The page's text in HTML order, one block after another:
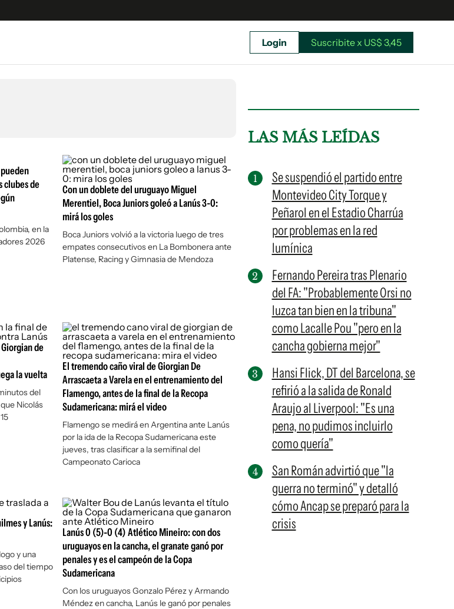
Suscribite x US$ 3,45
Login Suscribite x US$ 3,45
clubes de
en la
2026
Con un doblete del uruguayo Miguel
Merentiel, Boca Juniors goleó a Lanús 3-0:
mirá los goles
Boca Juniors volvió a la victoria luego de tres
empates consecutivos en La Bombonera ante
Platense, Racing y Gimnasia de Mendoza
de
la vuelta
del
Nicolás
El tremendo caño viral de Giorgian De
Arrascaeta a Varela en el entrenamiento del
Flamengo, antes de la final de la Recopa
Sudamericana: mirá el video
Flamengo se medirá en Argentina ante Lanús
por la ida de la Recopa Sudamericana este
jueves, tras clasificar a la semifinal del
Campeonato Carioca
y Lanús:
y una
del tiempo
Lanús 0 (5)-0 (4) Atlético Mineiro: con dos
uruguayos en la cancha, el granate ganó por
penales y es el campeón de la Copa
Sudamericana
Con los uruguayos Gonzalo Pérez y Armando
Méndez en cancha, Lanús le ganó por penales
LAS MÁS LEÍDAS
Se suspendió el partido entre
Montevideo City Torque y
Peñarol en el Estadio Charrúa
por problemas en la red
lumínica
Fernando Pereira tras Plenario
del FA: "Probablemente Orsi no
luzca tan bien en la tribuna"
como Lacalle Pou "pero en la
cancha gobierna mejor"
Hansi Flick, DT del Barcelona, se
refirió a la salida de Ronald
Araujo al Liverpool: "Es una
pena, no pudimos incluirlo
como quería"
San Román advirtió que "la
guerra no terminó" y detalló
cómo Ancap se preparó para la
crisis